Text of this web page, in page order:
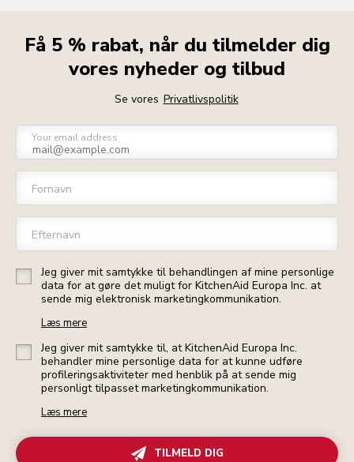
Få 5 % rabat, når du tilmelder dig
vores nyheder og tilbud
Se vores Privatlivspolitik
Your email address
Fornavn
Efternavn
Jeg giver mit samtykke til behandlingen af mine personlige
data for at gøre det muligt for KitchenAid Europa Inc. at
sende mig elektronisk marketingkommunikation.
Læs mere
Jeg giver mit samtykke til, at KitchenAid Europa Inc.
behandler mine personlige data for at kunne udføre
profileringsaktiviteter med henblik på at sende mig
personligt tilpasset marketingkommunikation.
Læs mere
TILMELD DIG